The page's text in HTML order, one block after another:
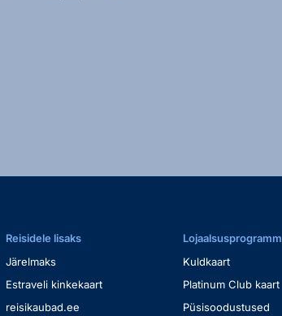
Reisidele lisaks
Järelmaks
Estraveli kinkekaart
reisikaubad.ee
Lojaalsusprogramm
Kuldkaart
Platinum Club kaart
Püsisoodustused